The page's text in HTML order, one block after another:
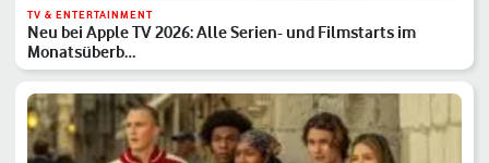
TV & ENTERTAINMENT
Neu bei Apple TV 2026: Alle Serien- und Filmstarts im
Monatsüberb…